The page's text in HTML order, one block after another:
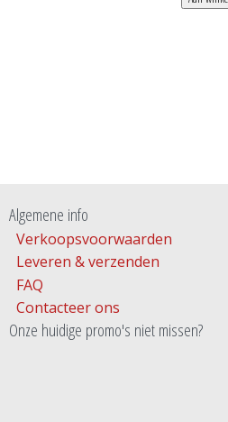
Algemene info
Verkoopsvoorwaarden
Leveren & verzenden
FAQ
Contacteer ons
Onze huidige promo's niet missen?